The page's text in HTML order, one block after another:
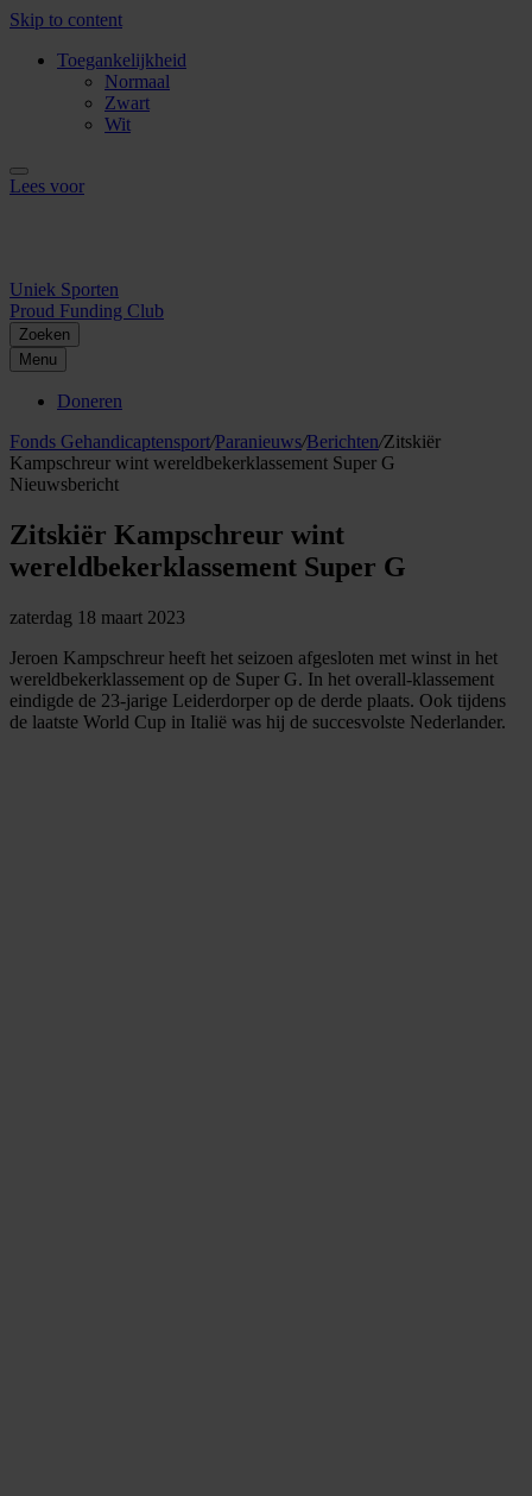
Skip to content
Toegankelijkheid
Normaal
Zwart
Wit
Lees voor
Uniek Sporten
Proud Funding Club
Zoeken
Menu
Doneren
Fonds Gehandicaptensport/Paranieuws/Berichten/Zitskiër
Kampschreur wint wereldbekerklassement Super G
Nieuwsbericht
Zitskiër Kampschreur wint
wereldbekerklassement Super G
zaterdag 18 maart 2023
Jeroen Kampschreur heeft het seizoen afgesloten met winst in het
wereldbekerklassement op de Super G. In het overall-klassement
eindigde de 23-jarige Leiderdorper op de derde plaats. Ook tijdens
de laatste World Cup in Italië was hij de succesvolste Nederlander.